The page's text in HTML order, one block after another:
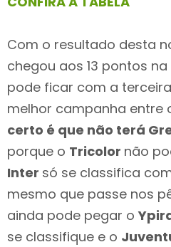
Com o resultado desta
chegou aos 13 pontos
pode ficar com a
melhor campanha entre
certo é que não terá
porque o Tricolor não
Inter só se classifica
mesmo que passe nos
ainda pode pegar o
se classifique e o